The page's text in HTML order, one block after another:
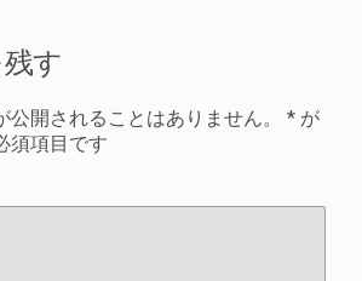
す
公開されることはありません。 * が
須項目です